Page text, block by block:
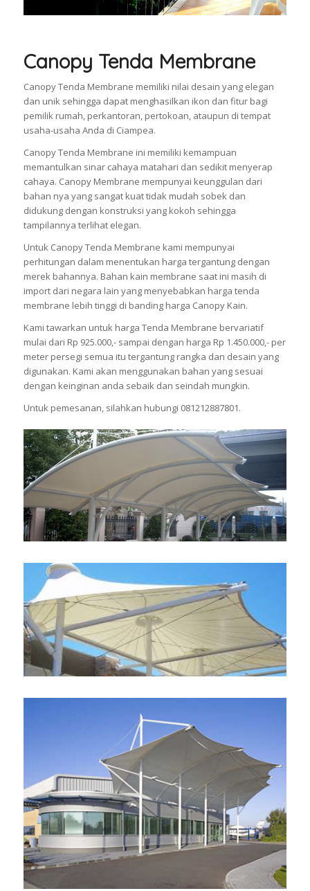
Canopy Tenda Membrane
Canopy Tenda Membrane memiliki nilai desain yang elegan
dan unik sehingga dapat menghasilkan ikon dan fitur bagi
pemilik rumah, perkantoran, pertokoan, ataupun di tempat
usaha-usaha Anda di Ciampea.
Canopy Tenda Membrane ini memiliki kemampuan
memantulkan sinar cahaya matahari dan sedikit menyerap
cahaya. Canopy Membrane mempunyai keunggulan dari
bahan nya yang sangat kuat tidak mudah sobek dan
didukung dengan konstruksi yang kokoh sehingga
tampilannya terlihat elegan.
Untuk Canopy Tenda Membrane kami mempunyai
perhitungan dalam menentukan harga tergantung dengan
merek bahannya. Bahan kain membrane saat ini masih di
import dari negara lain yang menyebabkan harga tenda
membrane lebih tinggi di banding harga Canopy Kain.
Kami tawarkan untuk harga Tenda Membrane bervariatif
mulai dari Rp 925.000,- sampai dengan harga Rp 1.450.000,- per
meter persegi semua itu tergantung rangka dan desain yang
digunakan. Kami akan menggunakan bahan yang sesuai
dengan keinginan anda sebaik dan seindah mungkin.
Untuk pemesanan, silahkan hubungi 081212887801.